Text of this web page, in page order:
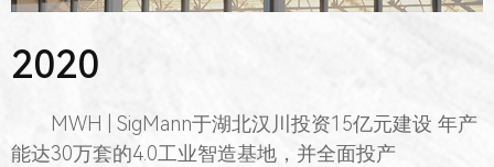
2020
MWH | SigMann于湖北汉川投资15亿元建设 年产
能达30万套的4.0工业智造基地，并全面投产